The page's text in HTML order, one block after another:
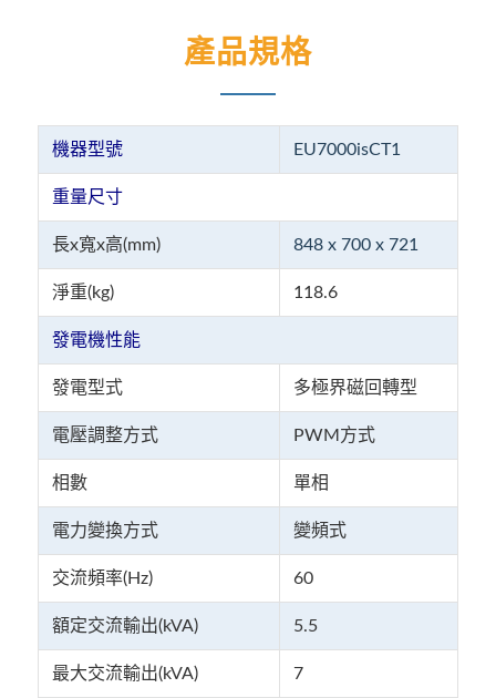
產品規格
機器型號 EU7000isCT1
重量尺寸
長x寬x高(mm) 848 x 700 x 721
淨重(kg) 118.6
發電機性能
發電型式 多極界磁回轉型
電壓調整方式 PWM方式
相數 單相
電力變換方式 變頻式
交流頻率(Hz) 60
額定交流輸出(kVA) 5.5
最大交流輸出(kVA) 7